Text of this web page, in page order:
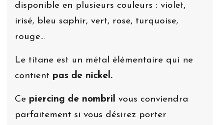
disponible en plusieurs couleurs : violet,
irisé, bleu saphir, vert, rose, turquoise,
rouge...
Le titane est un métal élémentaire qui ne
contient pas de nickel.
Ce piercing de nombril
vous conviendra
parfaitement si vous désirez porter